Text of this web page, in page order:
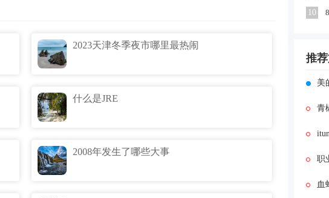
2023天津冬季夜市哪里最热闹
什么是JRE
2008年发生了哪些大事
10
推
美
青
职
血